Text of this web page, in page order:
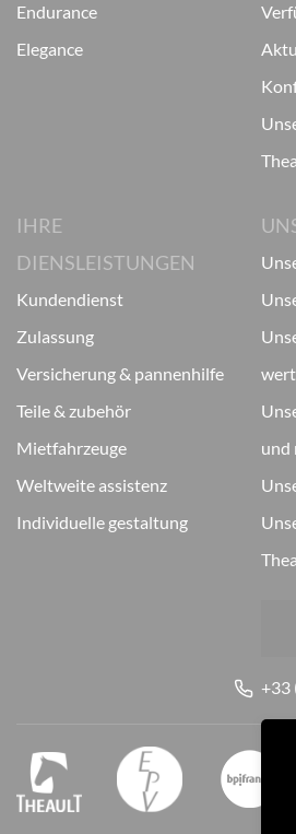
endurance
elegance
IHRE
DIENSLEISTUNGEN
kundendienst
zulassung
versicherung & pannenhilfe
teile & zubehör
mietfahrzeuge
weltweite assistenz
individuelle gestaltung
unsere verpflichtungen &
unsere markenbotschafter
und
+33